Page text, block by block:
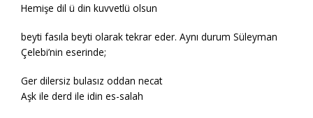
Hemişe dil ü din kuvvetlü olsun
beyti fasıla beyti olarak tekrar eder. Aynı durum Süleyman
Çelebi’nin eserinde;
Ger dilersiz bulasız oddan necat
Aşk ile derd ile idin es-salah